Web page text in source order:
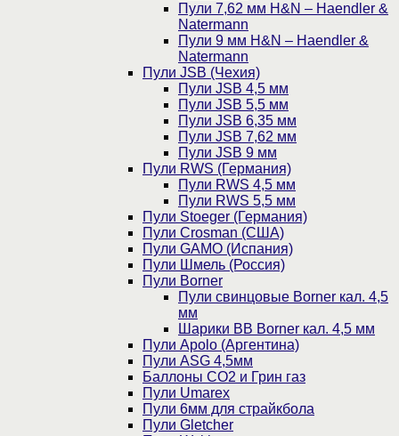
Пули 7,62 мм H&N – Haendler &
Natermann
Пули 9 мм H&N – Haendler &
Natermann
Пули JSB (Чехия)
Пули JSB 4,5 мм
Пули JSB 5,5 мм
Пули JSB 6,35 мм
Пули JSB 7,62 мм
Пули JSB 9 мм
Пули RWS (Германия)
Пули RWS 4,5 мм
Пули RWS 5,5 мм
Пули Stoeger (Германия)
Пули Crosman (США)
Пули GAMO (Испания)
Пули Шмель (Россия)
Пули Borner
Пули свинцовые Borner кал. 4,5
мм
Шарики BB Borner кал. 4,5 мм
Пули Apolo (Аргентина)
Пули ASG 4,5мм
Баллоны CO2 и Грин газ
Пули Umarex
Пули 6мм для страйкбола
Пули Gletcher